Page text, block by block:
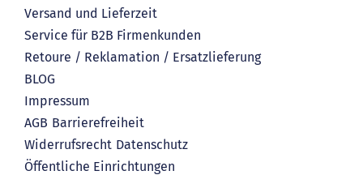
Versand und Lieferzeit
Service für B2B Firmenkunden
Retoure / Reklamation / Ersatzlieferung
BLOG
Impressum
AGB Barrierefreiheit
Widerrufsrecht Datenschutz
Öffentliche Einrichtungen